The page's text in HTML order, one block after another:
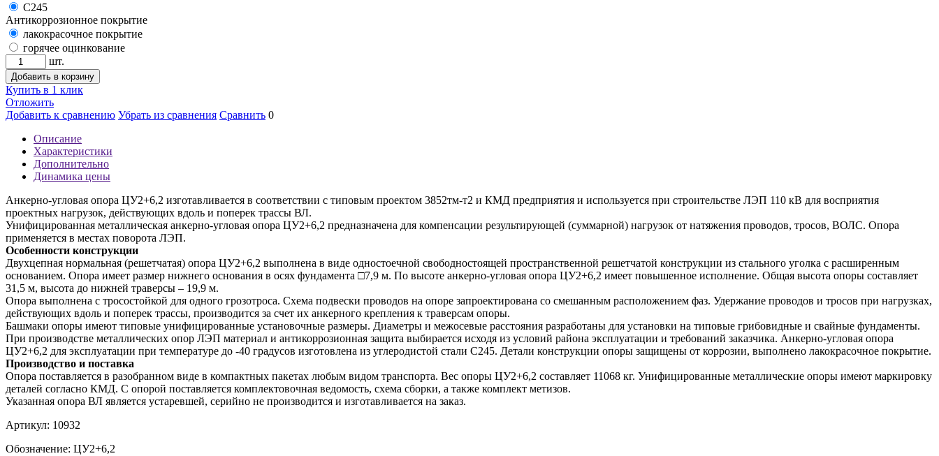
С245
Антикоррозионное покрытие
лакокрасочное покрытие
горячее оцинкование
шт.
Добавить в корзину
Купить в 1 клик
Отложить
Добавить к сравнению Убрать из сравнения Сравнить 0
Описание
Характеристики
Дополнительно
Динамика цены
Анкерно-угловая опора ЦУ2+6,2 изготавливается в соответствии с типовым проектом 3852тм-т2 и КМД предприятия и используется при строительстве ЛЭП 110 кВ для восприятия
проектных нагрузок, действующих вдоль и поперек трассы ВЛ.
Унифицированная металлическая анкерно-угловая опора ЦУ2+6,2 предназначена для компенсации результирующей (суммарной) нагрузок от натяжения проводов, тросов, ВОЛС. Опора
применяется в местах поворота ЛЭП.
Особенности конструкции
Двухцепная нормальная (решетчатая) опора ЦУ2+6,2 выполнена в виде одностоечной свободностоящей пространственной решетчатой конструкции из стального уголка с расширенным
основанием. Опора имеет размер нижнего основания в осях фундамента □7,9 м. По высоте анкерно-угловая опора ЦУ2+6,2 имеет повышенное исполнение. Общая высота опоры составляет
31,5 м, высота до нижней траверсы – 19,9 м.
Опора выполнена с тросостойкой для одного грозотроса. Схема подвески проводов на опоре запроектирована со смешанным расположением фаз. Удержание проводов и тросов при нагрузках,
действующих вдоль и поперек трассы, производится за счет их анкерного крепления к траверсам опоры.
Башмаки опоры имеют типовые унифицированные установочные размеры. Диаметры и межосевые расстояния разработаны для установки на типовые грибовидные и свайные фундаменты.
При производстве металлических опор ЛЭП материал и антикоррозионная защита выбирается исходя из условий района эксплуатации и требований заказчика. Анкерно-угловая опора
ЦУ2+6,2 для эксплуатации при температуре до -40 градусов изготовлена из углеродистой стали С245. Детали конструкции опоры защищены от коррозии, выполнено лакокрасочное покрытие.
Производство и поставка
Опора поставляется в разобранном виде в компактных пакетах любым видом транспорта. Вес опоры ЦУ2+6,2 составляет 11068 кг. Унифицированные металлические опоры имеют маркировку
деталей согласно КМД. С опорой поставляется комплектовочная ведомость, схема сборки, а также комплект метизов.
Указанная опора ВЛ является устаревшей, серийно не производится и изготавливается на заказ.
Артикул: 10932
Обозначение: ЦУ2+6,2